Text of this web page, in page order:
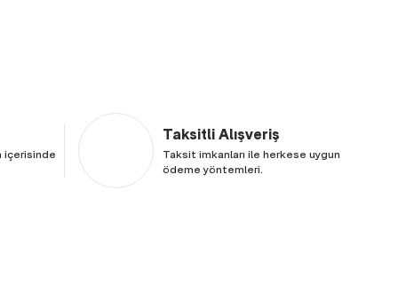
içerisinde
Taksitli Alışveriş
Taksit imkanları ile herkese uygun
ödeme yöntemleri.